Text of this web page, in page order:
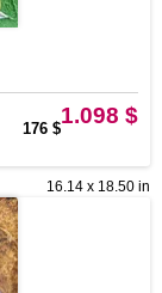
1.098 $
176 $
16.14 x 18.50 in